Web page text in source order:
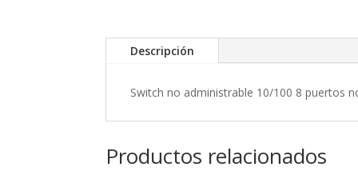
i
Descripción
Switch no administrable 10/100 8 puertos
Productos relacionados